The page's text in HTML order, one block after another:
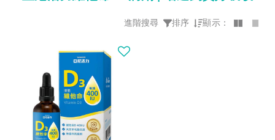
進階搜尋
NT$0 -
排序 顯示：